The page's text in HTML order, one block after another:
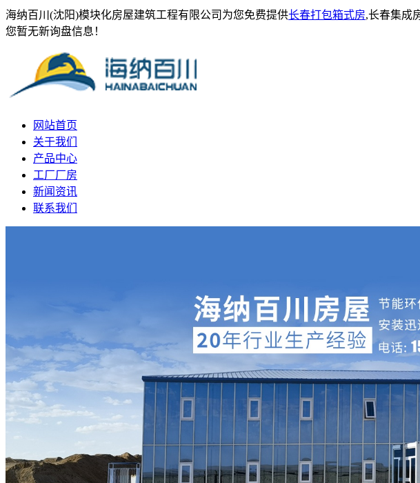
海纳百川(沈阳)模块化房屋建筑工程有限公司为您免费提供长春打包箱式房,长春集成
您暂无新询盘信息！
网站首页
关于我们
产品中心
工厂厂房
新闻资讯
联系我们